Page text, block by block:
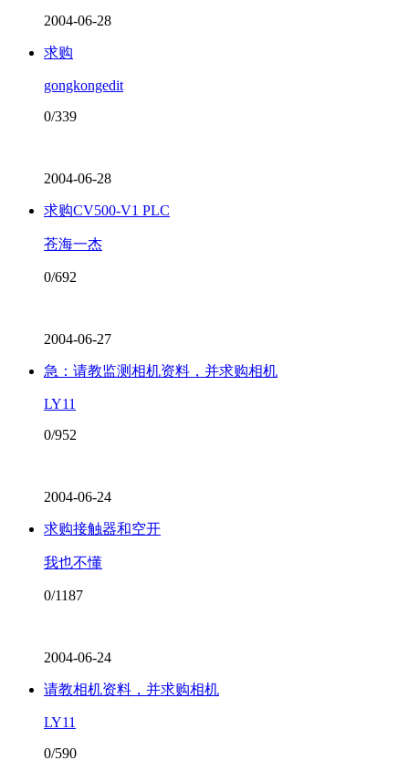
2004-06-28
求购
gongkongedit
0/339
2004-06-28
求购CV500-V1 PLC
苍海一杰
0/692
2004-06-27
急：请教监测相机资料，并求购相机
LY11
0/952
2004-06-24
求购接触器和空开
我也不懂
0/1187
2004-06-24
请教相机资料，并求购相机
LY11
0/590